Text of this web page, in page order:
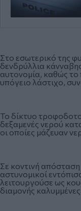
Στο εσωτερικό της
δενδρύλλια
αυτονομία, καθώς το
υπόγειο λάστιχο,
Το δίκτυο
δεξαμενές νερού
οι οποίες μάζευαν
Σε κοντινή
αστυνομικοί
λειτουργούσε ως
διαμονής